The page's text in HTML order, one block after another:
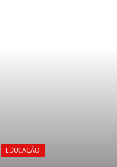
EDUCAÇÃO